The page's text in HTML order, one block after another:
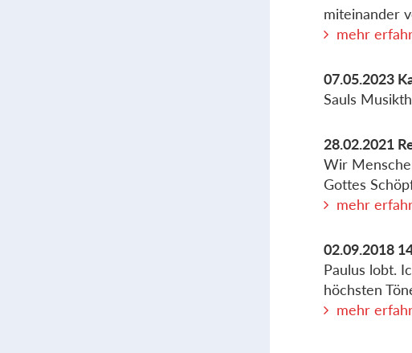
miteinander
mehr
07.05.2023
Sauls
28.02.2021
Wir
Gottes
mehr
02.09.2018
Paulus lobt.
höchsten
mehr